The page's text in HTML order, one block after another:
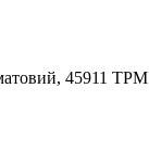
45911 TPM